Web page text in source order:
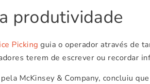
produtividade
Picking guia o operador através de
terem de escrever ou recordar
McKinsey & Company, concluiu